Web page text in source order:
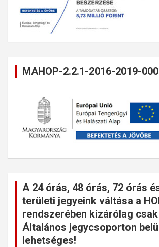
MAHOP-2.2.1-2016-2019-
A 24 órás, 48 órás, 72 órás
területi jegyeink váltása a
rendszerében kizárólag csak
Általános jegycsoporton
lehetséges!